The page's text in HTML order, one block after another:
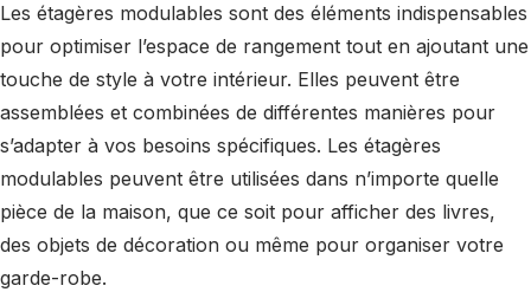
Les étagères modulables sont des éléments indispensables
pour optimiser l’espace de rangement tout en ajoutant une
touche de style à votre intérieur. Elles peuvent être
assemblées et combinées de différentes manières pour
s’adapter à vos besoins spécifiques. Les étagères
modulables peuvent être utilisées dans n’importe quelle
pièce de la maison, que ce soit pour afficher des livres,
des objets de décoration ou même pour organiser votre
garde-robe.